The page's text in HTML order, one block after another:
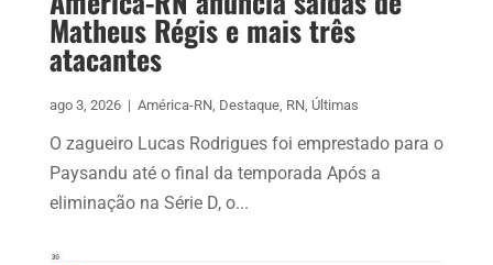
Matheus Régis e mais três
atacantes
ago 3, 2026 | América-RN, Destaque, RN, Últimas
O zagueiro Lucas Rodrigues foi emprestado para o
Paysandu até o final da temporada Após a
eliminação na Série D, o...